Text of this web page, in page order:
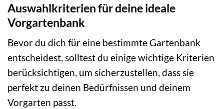
Auswahlkriterien für deine ideale
Vorgartenbank
Bevor du dich für eine bestimmte Gartenbank
entscheidest, solltest du einige wichtige Kriterien
berücksichtigen, um sicherzustellen, dass sie
perfekt zu deinen Bedürfnissen und deinem
Vorgarten passt.